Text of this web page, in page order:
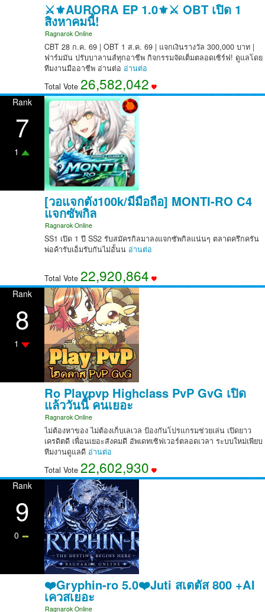
⚔️⚜️AURORA EP 1.0⚜️⚔️ OBT เปิด 1
สิงหาคมนี้!
Ragnarok Online
CBT 28 ก.ค. 69 | OBT 1 ส.ค. 69 | แจกเงินรางวัล 300,000 บาท |
ฟาร์มมัน ปรับบาลานส์ทุกอาชีพ กิจกรรมจัดเต็มตลอดเซิร์ฟ! ดูแลโดย
ทีมงานมืออาชีพ อ่านต่อ อ่านต่อ
Total Vote 26,582,042
Rank
7
1
[วอแจกตัง100k/มีมือถือ] MONTI-RO C4
แจกซัพกิล
Ragnarok Online
SS1 เปิด 1 ปี SS2 รับสมัครกิลมาลงแจกซัพกิลแน่นๆ ตลาดครึกครัน
พ่อค้ารับเอ็มรับกันไม่อั้นน อ่านต่อ
Total Vote 22,920,864
Rank
8
1
Ro Playpvp Highclass PvP GvG เปิด
แล้ววันนี้ คนเยอะ
Ragnarok Online
ไม่ต้องหาของ ไม่ต้องเก็บเลเวล ป้องกันโปรแกรมช่วยเล่น เปิดยาว
เครดิตดี เพื่อนเยอะสังคมดี อัพเดทเซิฟเวอร์ตลอดเวลา ระบบใหม่เพียบ
ทีมงานดูแลดี อ่านต่อ
Total Vote 22,602,930
Rank
9
0
❤️Gryphin-ro 5.0❤️Juti สเตตัส 800 +AI
เควสเยอะ
Ragnarok Online